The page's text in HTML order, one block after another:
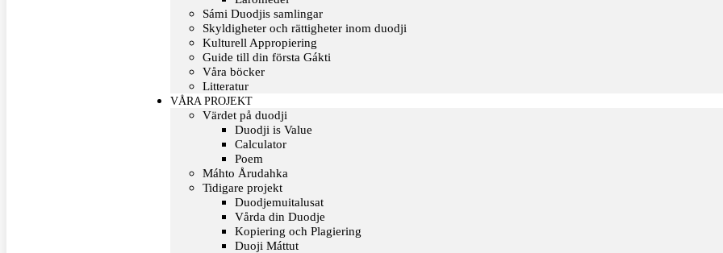
Sámi Duodjis samlingar
Skyldigheter och rättigheter inom duodji
Kulturell Appropiering
Guide till din första Gákti
Våra böcker
Litteratur
VÅRA PROJEKT
Värdet på duodji​
Duodji is Value
Calculator
Poem
Máhto Årudahka
Tidigare projekt
Duodjemuitalusat
Vårda din Duodje
Kopiering och Plagiering
Duoji Máttut